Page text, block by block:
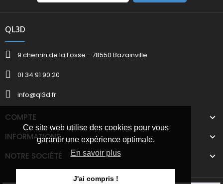
Ce site web utilise des cookies pour vous
garantir une expérience optimale.
En savoir plus
J'ai compris !
QL3D
9 chemin de la Fosse - 78550 Bazainville
01 34 91 90 20
info@ql3d.fr
COMPTE
INFORMATIONS
NOTRE SOCIÉTÉ